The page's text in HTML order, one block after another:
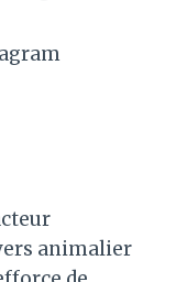
animalier